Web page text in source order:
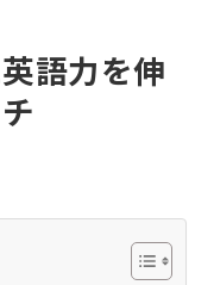
語力を伸